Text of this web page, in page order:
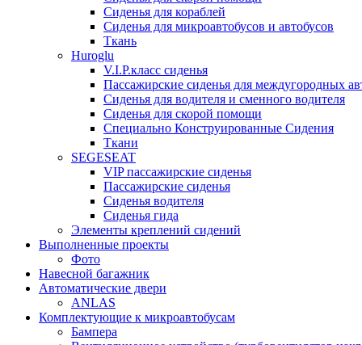
Сиденья для кораблей
Сиденья для микроавтобусов и автобусов
Ткань
Huroglu
V.I.P.класс сиденья
Пассажирские сиденья для междугородных
Сиденья для водителя и сменного водителя
Сиденья для скорой помощи
Специально Конструированные Сидения
Ткани
SEGESEAT
VIP пассажирские сиденья
Пассажирские сиденья
Сиденья водителя
Сиденья гида
Элементы креплений сидений
Выполненные проекты
Фото
Навесной багажник
Автоматические двери
ANLAS
Комплектующие к микроавтобусам
Бампера